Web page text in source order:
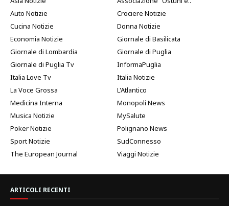
Auto Notizie
Crociere Notizie
Cucina Notizie
Donna Notizie
Economia Notizie
Giornale di Basilicata
Giornale di Lombardia
Giornale di Puglia
Giornale di Puglia Tv
InformaPuglia
Italia Love Tv
Italia Notizie
La Voce Grossa
L'Atlantico
Medicina Interna
Monopoli News
Musica Notizie
MySalute
Poker Notizie
Polignano News
Sport Notizie
SudConnesso
The European Journal
Viaggi Notizie
ARTICOLI RECENTI